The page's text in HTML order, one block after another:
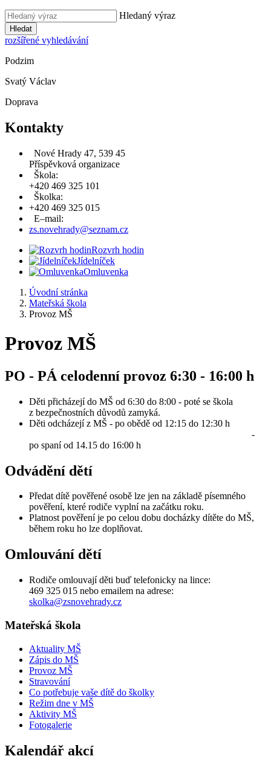
Hledaný výraz
Hledat
rozšířené vyhledávání
Podzim
Svatý Václav
Doprava
Kontakty
Nové Hrady 47, 539 45
Příspěvková organizace
Škola:
+420 469 325 101
Školka:
+420 469 325 015
E–mail:
zs.novehrady@seznam.cz
Rozvrh hodin
Jídelníček
Omluvenka
Úvodní stránka
Mateřská škola
Provoz MŠ
Provoz MŠ
PO - PÁ celodenní provoz 6:30 - 16:00 h
Děti přicházejí do MŠ od 6:30 do 8:00 - poté se škola
z bezpečnostních důvodů zamyká.
Děti odcházejí z MŠ - po obědě od 12:15 do 12:30 h
-
po spaní od 14.15 do 16:00 h
Odvádění dětí
Předat dítě pověřené osobě lze jen na základě písemného
pověření, které rodiče vyplní na začátku roku.
Platnost pověření je po celou dobu docházky dítěte do MŠ,
během roku ho lze doplňovat.
Omlouvání dětí
Rodiče omlouvají děti buď telefonicky na lince:
469 325 015 nebo emailem na adrese:
skolka@zsnovehrady.cz
Mateřská škola
Aktuality MŠ
Zápis do MŠ
Provoz MŠ
Stravování
Co potřebuje vaše dítě do školky
Režim dne v MŠ
Aktivity MŠ
Fotogalerie
Kalendář akcí